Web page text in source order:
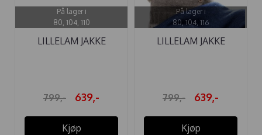
På lager i
80, 104, 110
LILLELAM JAKKE
799,- 639,-
Kjøp
På lager i
80, 104, 116
LILLELAM JAKKE
799,- 639,-
Kjøp